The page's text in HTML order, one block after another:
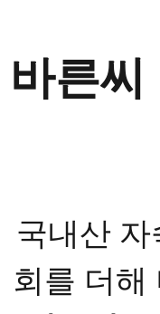
바른씨
국내산 자
회를 더해